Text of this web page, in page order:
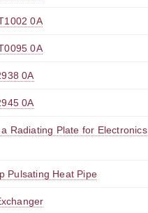
0A
0A
0A
0A
Radiating Plate for Electronics
Pulsating Heat Pipe